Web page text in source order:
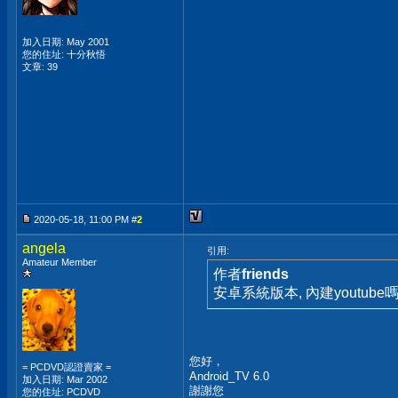
加入日期: May 2001
您的住址: 十分秋悟
文章: 39
2020-05-18, 11:00 PM #2
angela
Amateur Member
= PCDVD認證賣家 =
加入日期: Mar 2002
您的住址: PCDVD
引用:
作者friends
安卓系統版本, 內建youtube
您好，
Android_TV 6.0
謝謝您